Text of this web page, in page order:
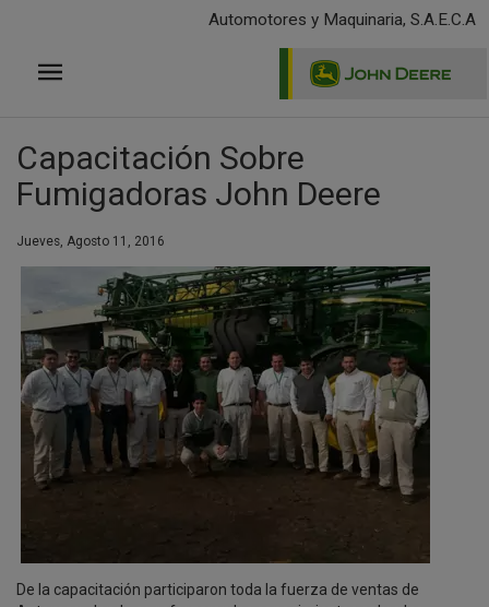
principal
Automotores y Maquinaria, S.A.E.C.A
Capacitación Sobre
Fumigadoras John Deere
Jueves, Agosto 11, 2016
De la capacitación participaron toda la fuerza de ventas de